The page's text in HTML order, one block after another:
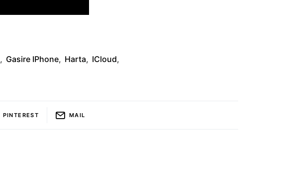
, Gasire IPhone, Harta, ICloud,
PINTEREST MAIL